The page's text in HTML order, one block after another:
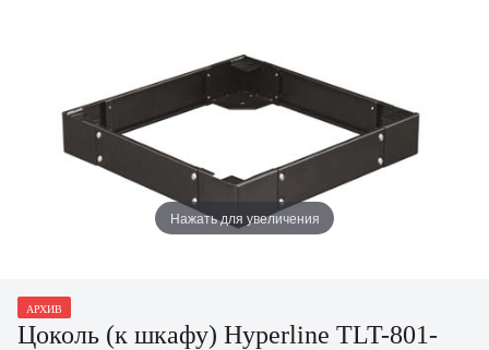
Нажать для увеличения
АРХИВ
Цоколь (к шкафу) Hyperline TLT-801-